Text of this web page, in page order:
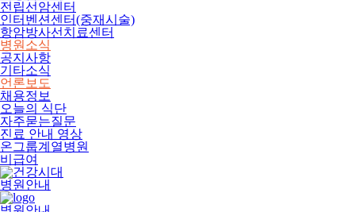
전립선암센터
인터벤션센터(중재시술)
항암방사선치료센터
병원소식
공지사항
기타소식
언론보도
채용정보
오늘의 식단
자주묻는질문
진료 안내 영상
온그룹계열병원
비급여
병원안내